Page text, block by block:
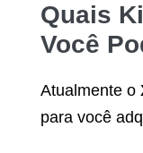
Quais
Você
Atualmente o
para você